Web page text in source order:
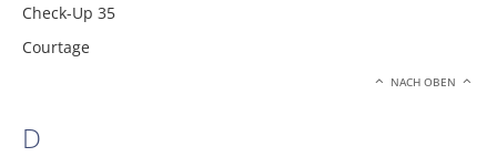
Check-Up 35
Courtage
NACH OBEN
D